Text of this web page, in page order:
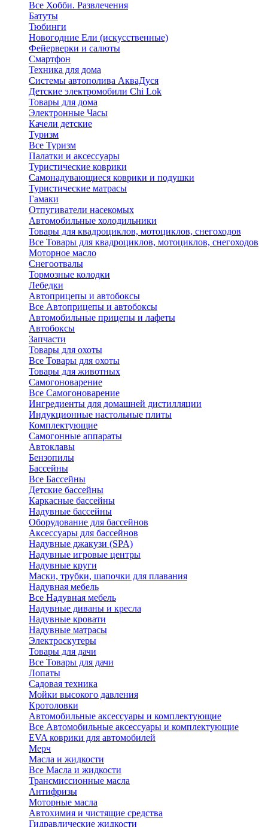
Все Хобби. Развлечения
Батуты
Тюбинги
Новогодние Ели (искусственные)
Фейерверки и салюты
Смартфон
Техника для дома
Системы автополива АкваДуся
Детские электромобили Chi Lok
Товары для дома
Электронные Часы
Качели детские
Туризм
Все Туризм
Палатки и аксессуары
Туристические коврики
Самонадувающиеся коврики и подушки
Туристические матрасы
Гамаки
Отпугиватели насекомых
Автомобильные холодильники
Товары для квадроциклов, мотоциклов, снегоходов
Все Товары для квадроциклов, мотоциклов, снегоходов
Моторное масло
Снегоотвалы
Тормозные колодки
Лебедки
Автоприцепы и автобоксы
Все Автоприцепы и автобоксы
Автомобильные прицепы и лафеты
Автобоксы
Запчасти
Товары для охоты
Все Товары для охоты
Товары для животных
Самогоноварение
Все Самогоноварение
Ингредиенты для домашней дистилляции
Индукционные настольные плиты
Комплектующие
Самогонные аппараты
Автоклавы
Бензопилы
Бассейны
Все Бассейны
Детские бассейны
Каркасные бассейны
Надувные бассейны
Оборудование для бассейнов
Аксессуары для бассейнов
Надувные джакузи (SPA)
Надувные игровые центры
Надувные круги
Маски, трубки, шапочки для плавания
Надувная мебель
Все Надувная мебель
Надувные диваны и кресла
Надувные кровати
Надувные матрасы
Электроскутеры
Товары для дачи
Все Товары для дачи
Лопаты
Садовая техника
Мойки высокого давления
Кротоловки
Автомобильные аксессуары и комплектующие
Все Автомобильные аксессуары и комплектующие
EVA коврики для автомобилей
Мерч
Масла и жидкости
Все Масла и жидкости
Трансмиссионные масла
Антифризы
Моторные масла
Автохимия и чистящие средства
Гидравлические жидкости